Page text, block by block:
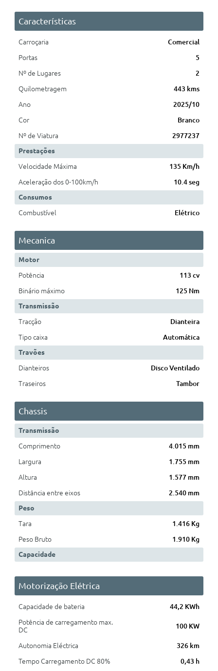
Características
Carroçaria
Comercial
Portas
5
Nº de Lugares
2
Quilometragem
443 kms
Ano
2025/10
Cor
Branco
Nº de Viatura
2977237
Prestações
Velocidade Máxima
135 Km/h
Aceleração dos 0-100km/h
10.4 seg
Consumos
Combustível
Elétrico
Mecanica
Motor
Potência
113 cv
Binário máximo
125 Nm
Transmissão
Tracção
Dianteira
Tipo caixa
Automática
Travões
Dianteiros
Disco Ventilado
Traseiros
Tambor
Chassis
Transmissão
Comprimento
4.015 mm
Largura
1.755 mm
Altura
1.577 mm
Distância entre eixos
2.540 mm
Peso
Tara
1.416 Kg
Peso Bruto
1.910 Kg
Capacidade
Motorização Elétrica
Capacidade de bateria
44,2 KWh
Potência de carregamento max.
DC
100 KW
Autonomia Eléctrica
326 km
Tempo Carregamento DC 80%
0,43 h